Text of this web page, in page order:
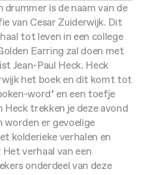
drummer is de naam van de
van Cesar Zuiderwijk. Dit
tot leven in een college
Earring zal doen met
Jean-Paul Heck. Heck
het boek en dit komt tot
word’ en een toefje
Heck trekken je deze avond
worden er gevoelige
kolderieke verhalen en
Het verhaal van een
onderdeel van deze